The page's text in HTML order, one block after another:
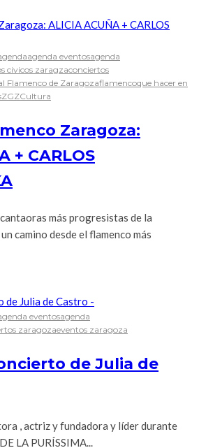
agenda eventosagenda
civicos zaragzaconciertos
Flamenco de Zaragozaflamencoque hacer en
ZGZCultura
Zaragoza:
+ CARLOS
más progresistas de la
camino desde el flamenco más
eventosagenda
zaragozaeventos zaragoza
de Julia de
, actriz y fundadora y líder durante
LA PURÍSSIMA...